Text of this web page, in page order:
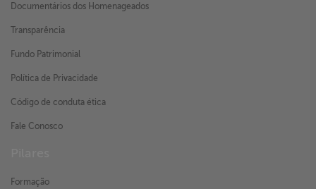
Documentários dos Homenageados
Transparência
Fundo Patrimonial
Política de Privacidade
Código de conduta ética
Fale Conosco
Formação